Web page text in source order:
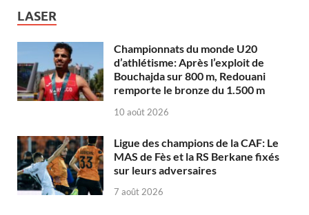
LASER
Championnats du monde U20
d’athlétisme: Après l’exploit de
Bouchajda sur 800 m, Redouani
remporte le bronze du 1.500 m
10 août 2026
Ligue des champions de la CAF: Le
MAS de Fès et la RS Berkane fixés
sur leurs adversaires
7 août 2026